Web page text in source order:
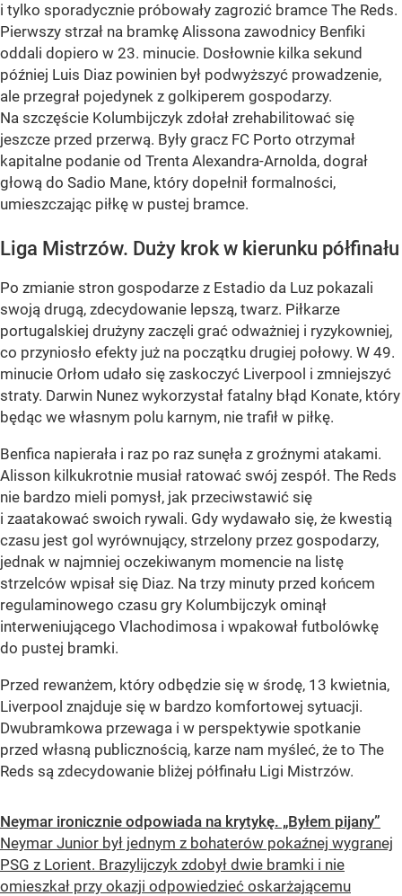
i tylko sporadycznie próbowały zagrozić bramce The Reds.
Pierwszy strzał na bramkę Alissona zawodnicy Benfiki
oddali dopiero w 23. minucie. Dosłownie kilka sekund
później Luis Diaz powinien był podwyższyć prowadzenie,
ale przegrał pojedynek z golkiperem gospodarzy.
Na szczęście Kolumbijczyk zdołał zrehabilitować się
jeszcze przed przerwą. Były gracz FC Porto otrzymał
kapitalne podanie od Trenta Alexandra-Arnolda, dograł
głową do Sadio Mane, który dopełnił formalności,
umieszczając piłkę w pustej bramce.
Liga Mistrzów. Duży krok w kierunku półfinału
Po zmianie stron gospodarze z Estadio da Luz pokazali
swoją drugą, zdecydowanie lepszą, twarz. Piłkarze
portugalskiej drużyny zaczęli grać odważniej i ryzykowniej,
co przyniosło efekty już na początku drugiej połowy. W 49.
minucie Orłom udało się zaskoczyć Liverpool i zmniejszyć
straty. Darwin Nunez wykorzystał fatalny błąd Konate, który
będąc we własnym polu karnym, nie trafił w piłkę.
Benfica napierała i raz po raz sunęła z groźnymi atakami.
Alisson kilkukrotnie musiał ratować swój zespół. The Reds
nie bardzo mieli pomysł, jak przeciwstawić się
i zaatakować swoich rywali. Gdy wydawało się, że kwestią
czasu jest gol wyrównujący, strzelony przez gospodarzy,
jednak w najmniej oczekiwanym momencie na listę
strzelców wpisał się Diaz. Na trzy minuty przed końcem
regulaminowego czasu gry Kolumbijczyk ominął
interweniującego Vlachodimosa i wpakował futbolówkę
do pustej bramki.
Przed rewanżem, który odbędzie się w środę, 13 kwietnia,
Liverpool znajduje się w bardzo komfortowej sytuacji.
Dwubramkowa przewaga i w perspektywie spotkanie
przed własną publicznością, karze nam myśleć, że to The
Reds są zdecydowanie bliżej półfinału Ligi Mistrzów.
Neymar ironicznie odpowiada na krytykę. „Byłem pijany”
Neymar Junior był jednym z bohaterów pokaźnej wygranej
PSG z Lorient. Brazylijczyk zdobył dwie bramki i nie
omieszkał przy okazji odpowiedzieć oskarżającemu